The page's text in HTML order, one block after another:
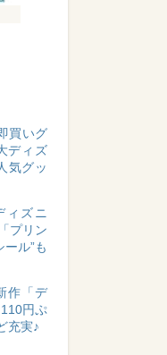
買いグ
ディズ
気グッ
ィズニ
プリン
ル”も
作「デ
円ぷ
充実♪